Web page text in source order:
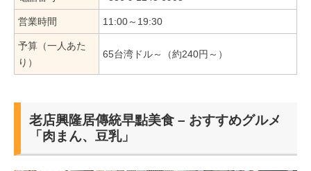
営業時間 11:00～19:30
予算（一人あた
り）
65台湾ドル～（約240円～）
老店興隆居傳統早點美食 – おすすめグルメ
「肉まん、豆乳」